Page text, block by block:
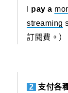
pay a
streaming
訂閱費。）
2 支付各